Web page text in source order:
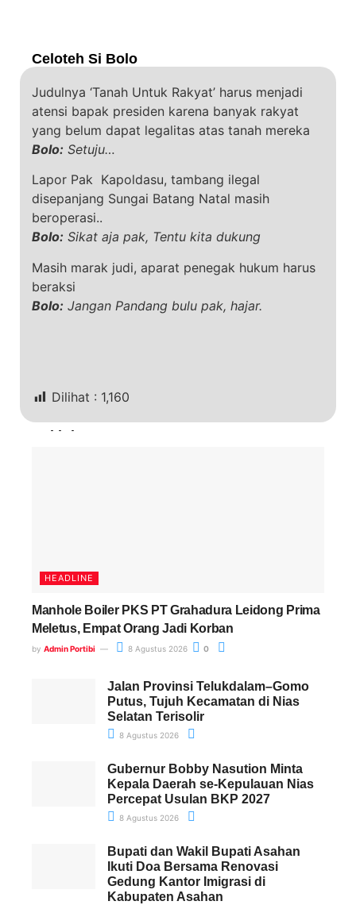
Celoteh Si Bolo
Judulnya ‘Tanah Untuk Rakyat’ harus menjadi
atensi bapak presiden karena banyak rakyat
yang belum dapat legalitas atas tanah mereka
Bolo: Setuju…
Lapor Pak Kapoldasu, tambang ilegal
disepanjang Sungai Batang Natal masih
beroperasi..
Bolo: Sikat aja pak, Tentu kita dukung
Masih marak judi, aparat penegak hukum harus
beraksi
Bolo: Jangan Pandang bulu pak, hajar.
Dilihat : 1,160
Terkini
HEADLINE
Manhole Boiler PKS PT Grahadura Leidong Prima
Meletus, Empat Orang Jadi Korban
by Admin Portibi 8 Agustus 2026 0
Jalan Provinsi Telukdalam–Gomo
Putus, Tujuh Kecamatan di Nias
Selatan Terisolir
8 Agustus 2026
Gubernur Bobby Nasution Minta
Kepala Daerah se-Kepulauan Nias
Percepat Usulan BKP 2027
8 Agustus 2026
Bupati dan Wakil Bupati Asahan
Ikuti Doa Bersama Renovasi
Gedung Kantor Imigrasi di
Kabupaten Asahan